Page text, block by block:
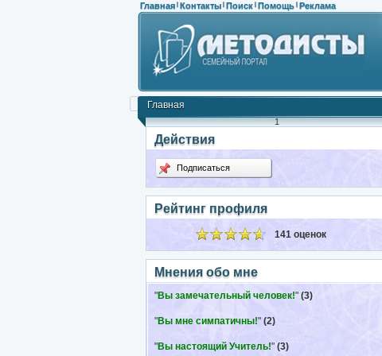
Главная | Контакты | Поиск | Помощь | Реклама
Главная
1
Действия
Подписаться
Рейтинг профиля
141 оценок
Мнения обо мне
"Вы замечательный человек!" (3)
"Вы мне симпатичны!" (2)
"Вы настоящий Учитель!" (3)